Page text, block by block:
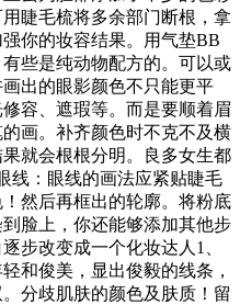
睫毛梳将多余部门断根，拿
你的妆容结果。用气垫BB
些是纯动物配方的。可以或
出的眼影颜色不只能更平
容、遮瑕等。而是要顺着眉
画。补齐颜色时不克不及横
就会根根分明。良多女生都
线：眼线的画法应紧贴睫毛
然后再框出的轮廓。将粉底
脸上，你还能够添加其他步
步改变成一个化妆达人1、
和俊美，显出俊毅的线条，
分歧肌肤的颜色及肤质！留